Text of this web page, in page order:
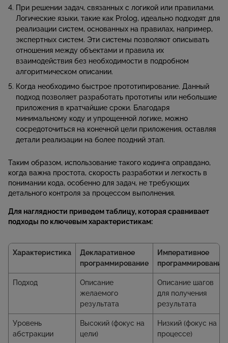
При решении задач, связанных с логикой или правилами.
Логические языки, такие как Prolog, идеально подходят для
реализации систем, основанных на правилах, например,
экспертных систем. Эти системы позволяют описывать
отношения между объектами и правила их
взаимодействия без необходимости в подробном
алгоритмическом описании.
Когда необходимо быстрое прототипирование. Данный
подход позволяет разработать прототипы или небольшие
приложения в кратчайшие сроки. Благодаря
минимальному коду и упрощенной логике, можно
сосредоточиться на конечной цели приложения, оставляя
детали реализации на более поздний этап.
Таким образом, использование такого кодинга оправдано,
когда важна простота, скорость разработки и легкость в
понимании кода, особенно для задач, не требующих
детального контроля за процессом выполнения.
Для наглядности приведем таблицу, которая сравнивает
подходы по ключевым характеристикам:
Характеристика
Декларативное
программирование
Императивное
программирование
Подход
Описание
желаемого
результата
Описание шагов
для получения
результата
Уровень
абстракции
Высокий (фокус на
цели)
Низкий (фокус на
процессе)